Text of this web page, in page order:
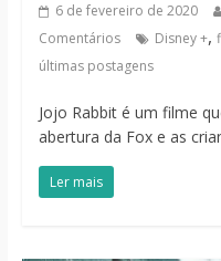
6 de fevereiro de 2020
Comentários
Disney +,
últimas postagens
Jojo Rabbit é um filme
abertura da Fox e as
Ler mais